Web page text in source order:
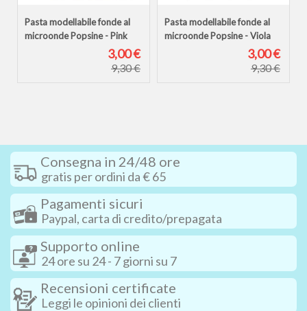
Pasta modellabile fonde al
microonde Popsine - Pink
3,00 €
9,30 €
Pasta modellabile fonde al
microonde Popsine - Viola
3,00 €
9,30 €
Consegna in 24/48 ore
gratis per ordini da € 65
Pagamenti sicuri
Paypal, carta di credito/prepagata
Supporto online
24 ore su 24 - 7 giorni su 7
Recensioni certificate
Leggi le opinioni dei clienti